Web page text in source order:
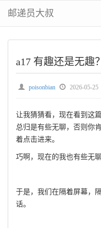
邮递员大叔
a17 有趣还是无趣？
poisonbian 2026-05-25
让我猜猜看，现在看到这
总归是有些无聊，否则你
着点击进来。
巧啊，现在的我也有些无聊
于是，我们在隔着屏幕，
话。